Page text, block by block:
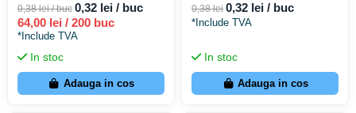
0,38 lei / buc 0,32 lei / buc
64,00 lei / 200 buc
*Include TVA
In stoc
Adauga in cos
0,38 lei 0,32 lei / buc
*Include TVA
In stoc
Adauga in cos